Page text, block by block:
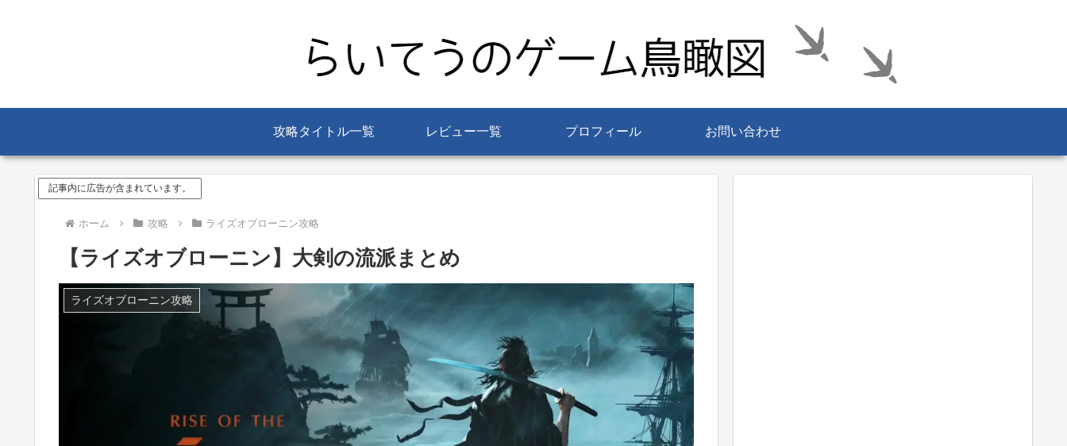
攻略タイトル一覧 レビュー一覧 プロフィール お問い合わせ
記事内に広告が含まれています。
ホーム 攻略 ライズオブローニン攻略
【ライズオブローニン】大剣の流派まとめ
ライズオブローニン攻略